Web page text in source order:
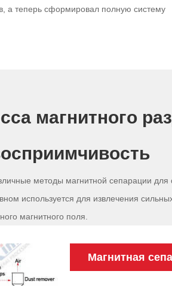
а теперь сформировал полную систему
магнитного
методы магнитной сепарации
используется для извлечения
магнитного поля.
Магнитная